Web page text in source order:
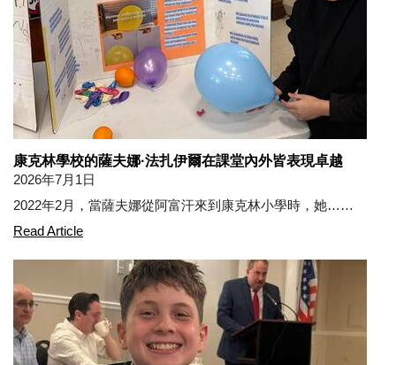
康克林學校的薩夫娜·法扎伊爾在課堂內外皆表現卓越
2026年7月1日
2022年2月，當薩夫娜從阿富汗來到康克林小學時，她……
Read ArticleConkling's Safna Fazail Excels in the Classroom and